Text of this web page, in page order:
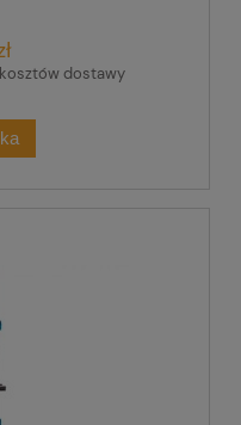
kosztów dostawy